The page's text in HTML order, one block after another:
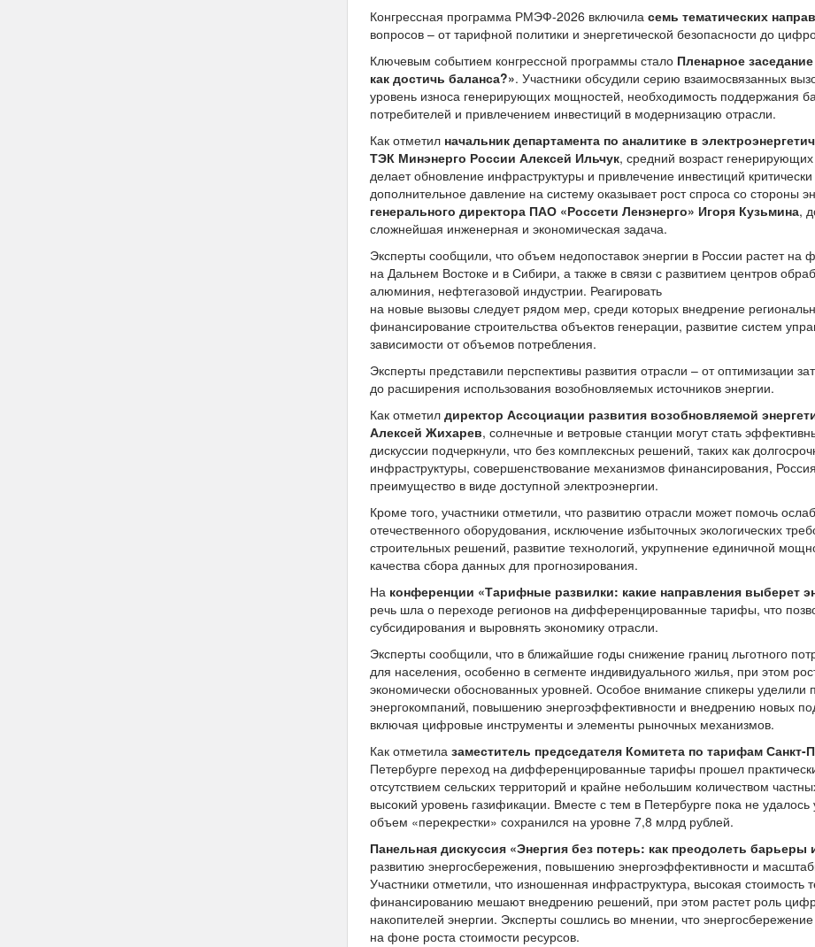
Конгрессная программа РМЭФ-2026 включила семь тематических
вопросов – от тарифной политики и энергетической безопасности до
Ключевым событием конгрессной программы стало Пленарное
как достичь баланса?». Участники обсудили серию взаимосвязанных
уровень износа генерирующих мощностей, необходимость поддержания
потребителей и привлечением инвестиций в модернизацию отрасли.
Как отметил начальник департамента по аналитике в
ТЭК Минэнерго России Алексей Ильчук, средний возраст
делает обновление инфраструктуры и привлечение инвестиций
дополнительное давление на систему оказывает рост спроса со стороны
генерального директора ПАО «Россети Ленэнерго» Игоря Кузьмина,
сложнейшая инженерная и экономическая задача.
Эксперты сообщили, что объем недопоставок энергии в России растет
на Дальнем Востоке и в Сибири, а также в связи с развитием центров
алюминия, нефтегазовой индустрии. Реагировать
на новые вызовы следует рядом мер, среди которых внедрение
финансирование строительства объектов генерации, развитие систем
зависимости от объемов потребления.
Эксперты представили перспективы развития отрасли – от оптимизации
до расширения использования возобновляемых источников энергии.
Как отметил директор Ассоциации развития возобновляемой
Алексей Жихарев, солнечные и ветровые станции могут стать
дискуссии подчеркнули, что без комплексных решений, таких как
инфраструктуры, совершенствование механизмов финансирования,
преимущество в виде доступной электроэнергии.
Кроме того, участники отметили, что развитию отрасли может помочь
отечественного оборудования, исключение избыточных экологических
строительных решений, развитие технологий, укрупнение единичной
качества сбора данных для прогнозирования.
На конференции «Тарифные развилки: какие направления выберет
речь шла о переходе регионов на дифференцированные тарифы, что
субсидирования и выровнять экономику отрасли.
Эксперты сообщили, что в ближайшие годы снижение границ льготного
для населения, особенно в сегменте индивидуального жилья, при этом
экономически обоснованных уровней. Особое внимание спикеры уделили
энергокомпаний, повышению энергоэффективности и внедрению новых
включая цифровые инструменты и элементы рыночных механизмов.
Как отметила заместитель председателя Комитета по тарифам Санкт-
Петербурге переход на дифференцированные тарифы прошел
отсутствием сельских территорий и крайне небольшим количеством
высокий уровень газификации. Вместе с тем в Петербурге пока не удалось
объем «перекрестки» сохранился на уровне 7,8 млрд рублей.
Панельная дискуссия «Энергия без потерь: как преодолеть
развитию энергосбережения, повышению энергоэффективности и
Участники отметили, что изношенная инфраструктура, высокая стоимость
финансированию мешают внедрению решений, при этом растет роль
накопителей энергии. Эксперты сошлись во мнении, что
на фоне роста стоимости ресурсов.